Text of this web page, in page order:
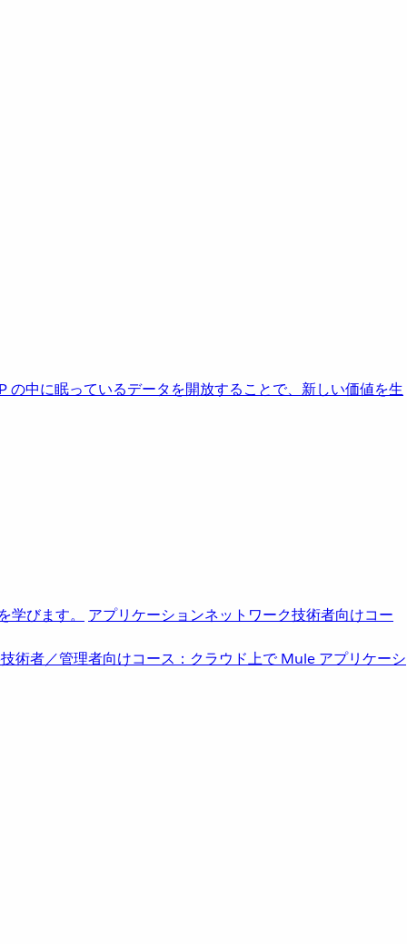
の中に眠っているデータを開放することで、新しい価値を生
びます。 アプリケーションネットワーク技術者向けコー
技術者／管理者向けコース：クラウド上で Mule アプリケーシ